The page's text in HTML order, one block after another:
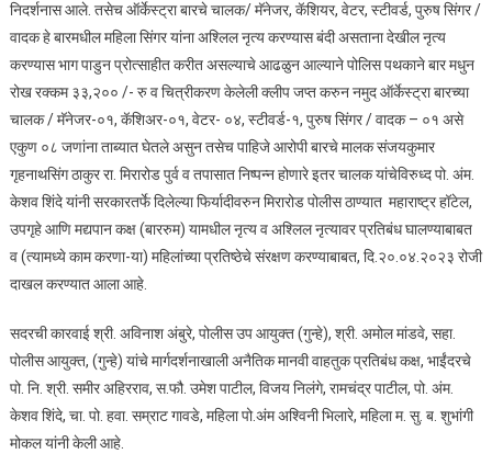
निदर्शनास आले. तसेच ऑर्केस्ट्रा बारचे चालक/ मॅनेजर, कॅशियर, वेटर, स्टीवर्ड, पुरुष सिंगर /
वादक हे बारमधील महिला सिंगर यांना अश्लिल नृत्य करण्यास बंदी असताना देखील नृत्य
करण्यास भाग पाडुन प्रोत्साहीत करीत असल्याचे आढळुन आल्याने पोलिस पथकाने बार मधुन
रोख रक्कम ३३,२०० /- रु व चित्रीकरण केलेली क्लीप जप्त करुन नमुद ऑर्केस्ट्रा बारच्या
चालक / मॅनेजर-०१, कॅशिअर-०१, वेटर- ०४, स्टीवर्ड-१, पुरुष सिंगर / वादक – ०१ असे
एकुण ०८ जणांना ताब्यात घेतले असुन तसेच पाहिजे आरोपी बारचे मालक संजयकुमार
गृहनाथसिंग ठाकुर रा. मिरारोड पुर्व व तपासात निष्पन्न होणारे इतर चालक यांचेविरुध्द पो. अंम.
केशव शिंदे यांनी सरकारतर्फे दिलेल्या फिर्यादीवरुन मिरारोड पोलीस ठाण्यात महाराष्ट्र हॉटेल,
उपगृहे आणि मद्यपान कक्ष (बाररुम) यामधील नृत्य व अश्लिल नृत्यावर प्रतिबंध घालण्याबाबत
व (त्यामध्ये काम करणा-या) महिलांच्या प्रतिष्ठेचे संरक्षण करण्याबाबत, दि.२०.०४.२०२३ रोजी
दाखल करण्यात आला आहे.
सदरची कारवाई श्री. अविनाश अंबुरे, पोलीस उप आयुक्त (गुन्हे), श्री. अमोल मांडवे, सहा.
पोलीस आयुक्त, (गुन्हे) यांचे मार्गदर्शनाखाली अनैतिक मानवी वाहतुक प्रतिबंध कक्ष, भाईंदरचे
पो. नि. श्री. समीर अहिरराव, स.फौ. उमेश पाटील, विजय निलंगे, रामचंद्र पाटील, पो. अंम.
केशव शिंदे, चा. पो. हवा. सम्राट गावडे, महिला पो.अंम अश्विनी भिलारे, महिला म. सु. ब. शुभांगी
मोकल यांनी केली आहे.